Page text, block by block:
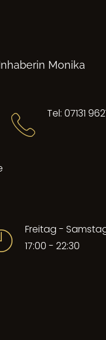
Monika
Tel: 07131
Freitag -
17:00 - 22:30